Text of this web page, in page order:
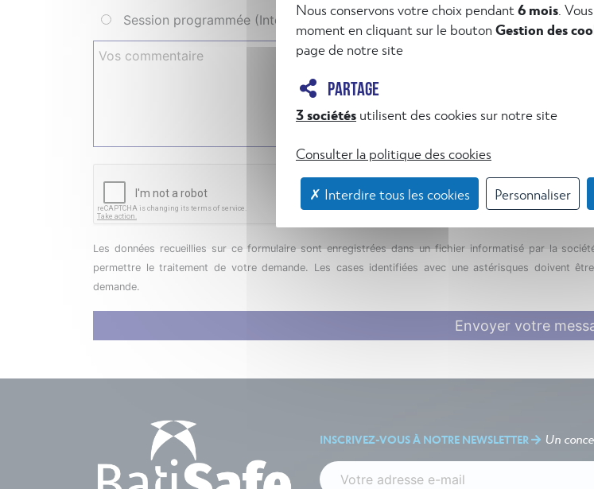
Session programmée (Inter) Session en interne à programmer (Intra)
Les données recueillies sur ce formulaire sont enregistrées dans un fichier informatisé par la
permettre le traitement de votre demande. Les cases identifiées avec une astérisques doivent
demande.
Envoyer votre
INSCRIVEZ-VOUS À NOTRE NEWSLETTER Un
Nous conservons votre choix pendant 6 mois .
moment en cliquant sur le bouton Gestion des
page de notre site
PARTAGE
3 sociétés utilisent des cookies sur notre site
Consulter la politique des cookies
✗ Interdire tous les cookies Personnaliser